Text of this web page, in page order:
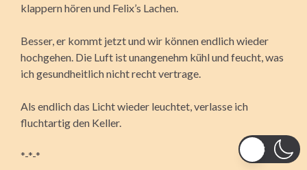
klappern hören und Felix’s Lachen.
Besser, er kommt jetzt und wir können endlich wieder
hochgehen. Die Luft ist unangenehm kühl und feucht, was
ich gesundheitlich nicht recht vertrage.
Als endlich das Licht wieder leuchtet, verlasse ich
fluchtartig den Keller.
*-*-*